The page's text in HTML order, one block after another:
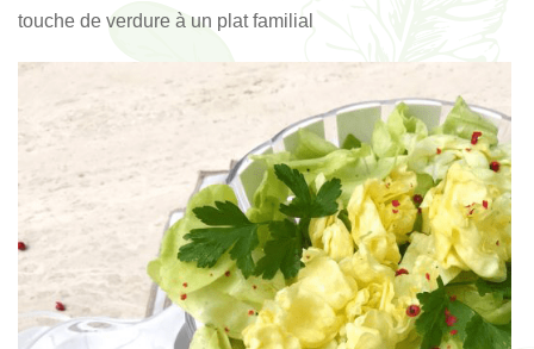
touche de verdure à un plat familial